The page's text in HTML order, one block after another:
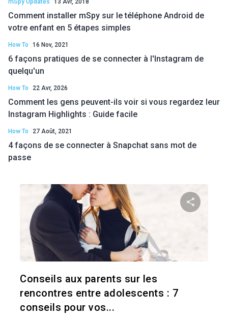
mSpy Updates 13 Avr, 2018
Comment installer mSpy sur le téléphone Android de
votre enfant en 5 étapes simples
How To 16 Nov, 2021
6 façons pratiques de se connecter à l'Instagram de
quelqu'un
How To 22 Avr, 2026
Comment les gens peuvent-ils voir si vous regardez leur
Instagram Highlights : Guide facile
How To 27 Août, 2021
4 façons de se connecter à Snapchat sans mot de
passe
Conseils aux parents sur les
rencontres entre adolescents : 7
conseils pour vos...